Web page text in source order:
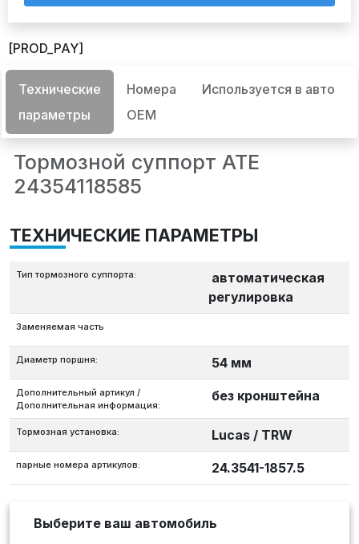
[PROD_PAY]
Технические
параметры
Номера
OEM
Используется в авто
Тормозной суппорт ATE
24354118585
ТЕХНИЧЕСКИЕ ПАРАМЕТРЫ
Тип тормозного суппорта:
автоматическая
регулировка
Заменяемая часть
Диаметр поршня: 54 мм
Дополнительный артикул /
Дополнительная информация:
без кронштейна
Тормозная установка: Lucas / TRW
парные номера артикулов: 24.3541-1857.5
Выберите ваш автомобиль